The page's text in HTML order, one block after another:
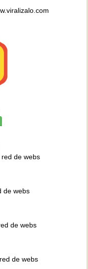
de webs
de webs
de webs
de webs